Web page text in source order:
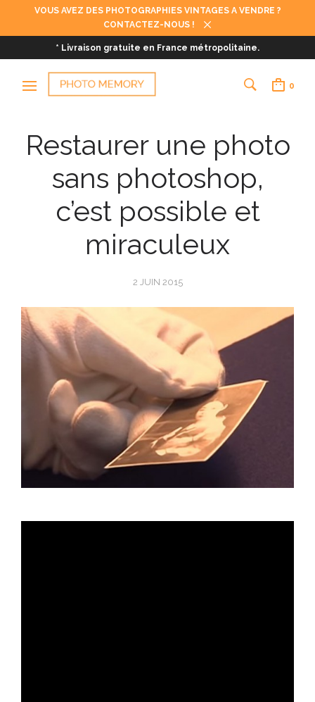
VOUS AVEZ DES PHOTOGRAPHIES VINTAGES A VENDRE ?
CONTACTEZ-NOUS !
* Livraison gratuite en France métropolitaine.
0
Restaurer une photo
sans photoshop,
c’est possible et
miraculeux
2 JUIN 2015